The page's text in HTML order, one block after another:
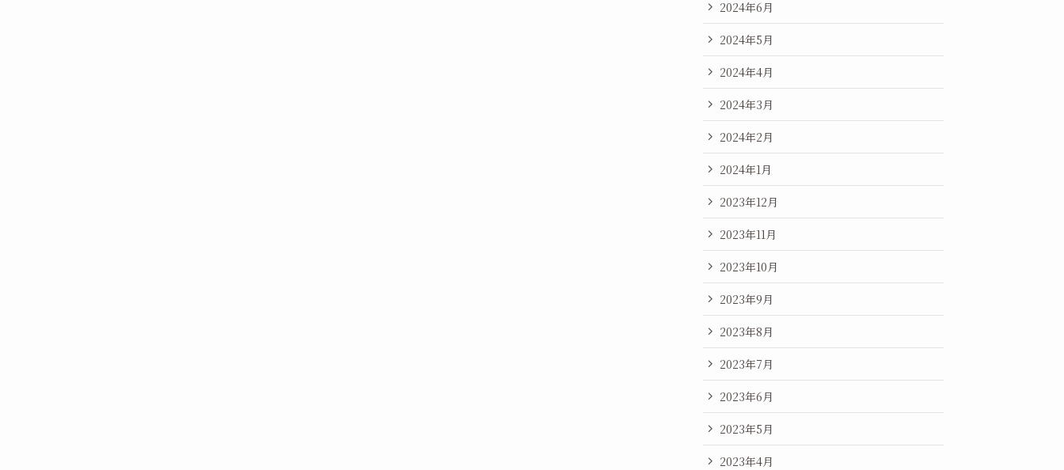
2024年6月
2024年5月
2024年4月
2024年3月
2024年2月
2024年1月
2023年12月
2023年11月
2023年10月
2023年9月
2023年8月
2023年7月
2023年6月
2023年5月
2023年4月